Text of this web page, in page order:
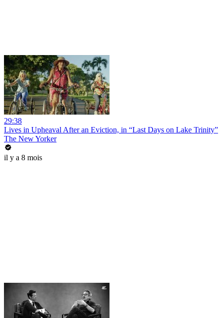
29:38
Lives in Upheaval After an Eviction, in “Last Days on Lake Trinity”
The New Yorker
il y a 8 mois